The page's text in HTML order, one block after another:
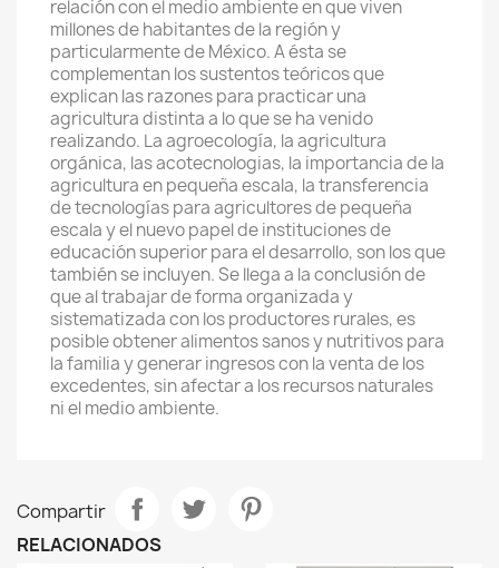
relación con el medio ambiente en que viven
millones de habitantes de la región y
particularmente de México. A ésta se
complementan los sustentos teóricos que
explican las razones para practicar una
agricultura distinta a lo que se ha venido
realizando. La agroecología, la agricultura
orgánica, las acotecnologias, la importancia de la
agricultura en pequeña escala, la transferencia
de tecnologías para agricultores de pequeña
escala y el nuevo papel de instituciones de
educación superior para el desarrollo, son los que
también se incluyen. Se llega a la conclusión de
que al trabajar de forma organizada y
sistematizada con los productores rurales, es
posible obtener alimentos sanos y nutritivos para
la familia y generar ingresos con la venta de los
excedentes, sin afectar a los recursos naturales
ni el medio ambiente.
Compartir
RELACIONADOS